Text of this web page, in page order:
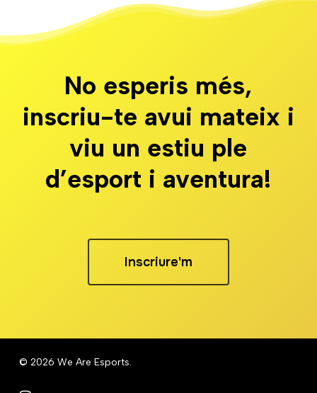
No esperis més,
inscriu-te avui mateix i
viu un estiu ple
d’esport i aventura!
Inscriure'm
© 2026 We Are Esports.